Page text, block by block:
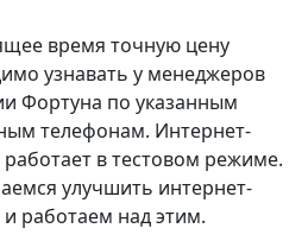
[1]
[1]
[1]
[4]
время точную цену
узнавать у менеджеров
Фортуна по указанным
телефонам. Интернет-
работает в тестовом режиме.
улучшить интернет-
и работаем над этим.